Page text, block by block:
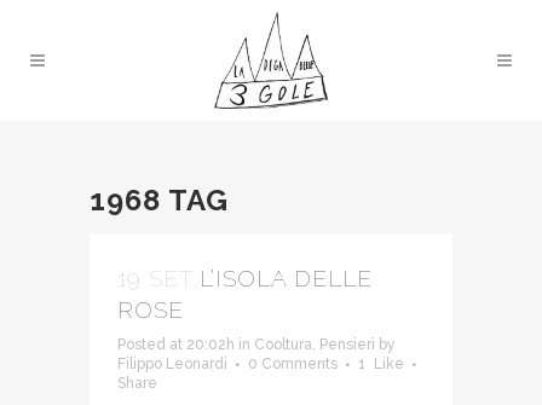
1968 TAG
19 SET L’ISOLA DELLE
ROSE
Posted at 20:02h in Cooltura, Pensieri by
Filippo Leonardi
0 Comments 1
Like
Share